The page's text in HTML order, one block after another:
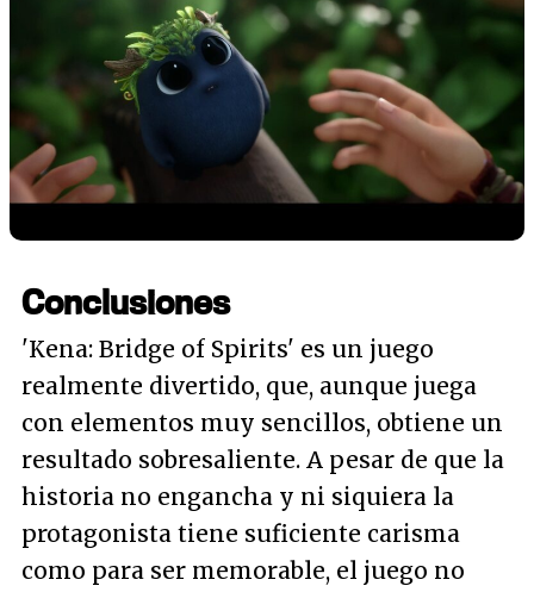
Conclusiones
'Kena: Bridge of Spirits' es un juego
realmente divertido, que, aunque juega
con elementos muy sencillos, obtiene un
resultado sobresaliente. A pesar de que la
historia no engancha y ni siquiera la
protagonista tiene suficiente carisma
como para ser memorable, el juego no